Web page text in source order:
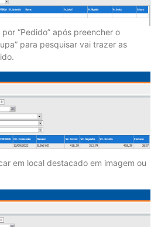
“Pedido” após preencher o
para pesquisar vai trazer as
em local destacado em imagem ou